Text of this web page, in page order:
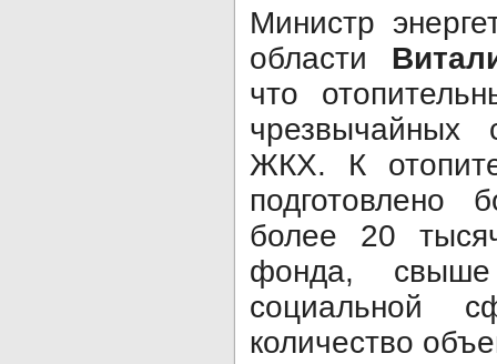
Министр
области
что
чрезвычайных
ЖКХ. К
подготовлено
более 20
фонда,
социальной
количество